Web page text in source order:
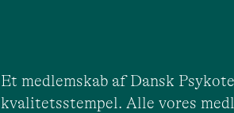
Et medlemskab af Dansk
kvalitetsstempel. Alle vores